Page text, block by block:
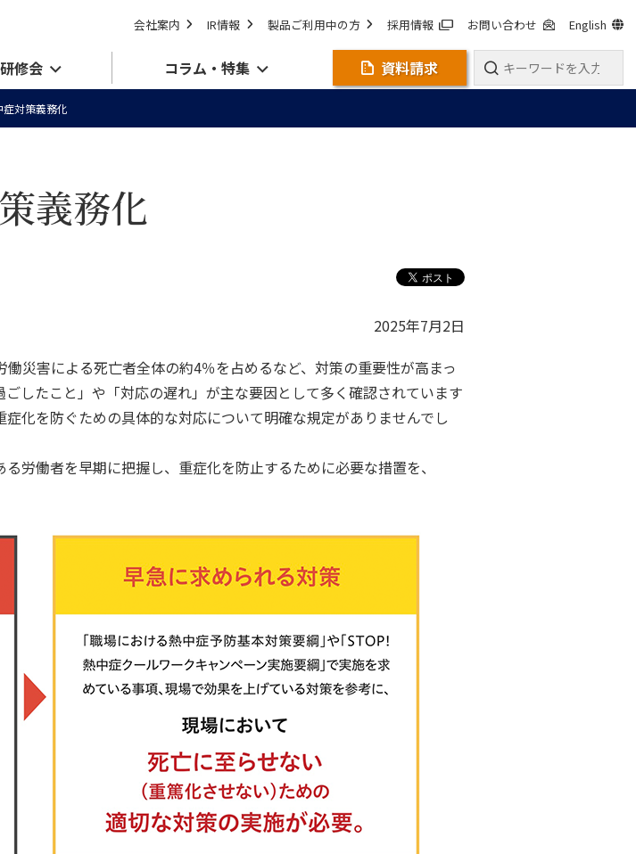
会社案内 IR情報 製品ご利用中の方 採用情報 お問い合わせ English
修会 コラム・特集 資料請求
対策義務化
義務化
2025年7月2日
災害による死亡者全体の約4％を占めるなど、対策の重要性が高まっ
したこと」や「対応の遅れ」が主な要因として多く確認されています
化を防ぐための具体的な対応について明確な規定がありませんでし
労働者を早期に把握し、重症化を防止するために必要な措置を、